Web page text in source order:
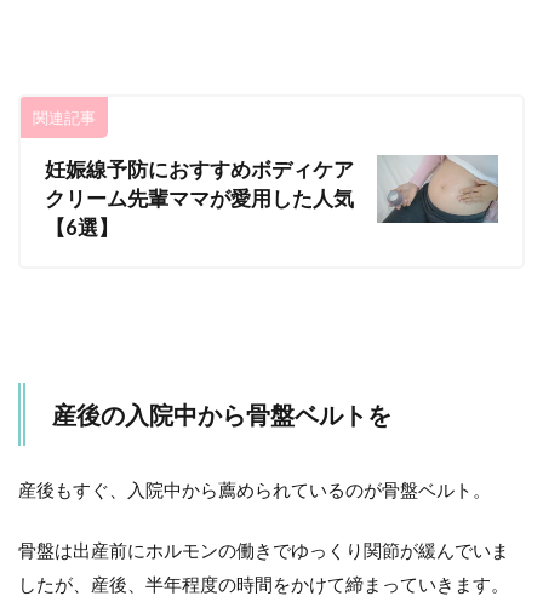
関連記事
妊娠線予防におすすめボディケア
クリーム先輩ママが愛用した人気
【6選】
産後の入院中から骨盤ベルトを
産後もすぐ、入院中から薦められているのが骨盤ベルト。
骨盤は出産前にホルモンの働きでゆっくり関節が緩んでいま
したが、産後、半年程度の時間をかけて締まっていきます。